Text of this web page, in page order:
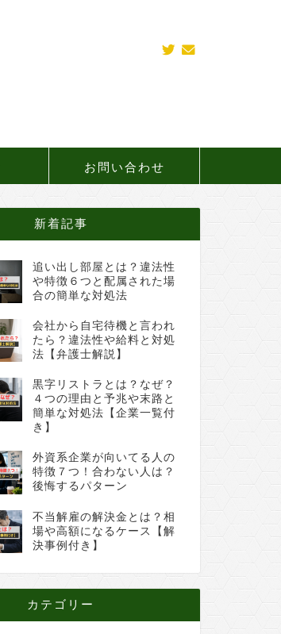
お問い合わせ
新着記事
追い出し部屋とは？違法性
や特徴６つと配属された場
合の簡単な対処法
会社から自宅待機と言われ
たら？違法性や給料と対処
法【弁護士解説】
黒字リストラとは？なぜ？
４つの理由と予兆や末路と
簡単な対処法【企業一覧付
き】
外資系企業が向いてる人の
特徴７つ！合わない人は？
後悔するパターン
不当解雇の解決金とは？相
場や高額になるケース【解
決事例付き】
カテゴリー